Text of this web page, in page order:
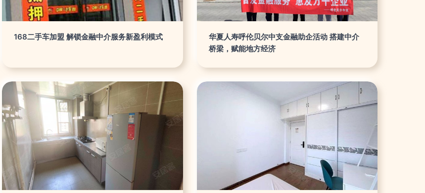
168二手车加盟 解锁金融中介服务新盈利模式
华夏人寿呼伦贝尔中支金融助企活动 搭建中介
桥梁，赋能地方经济